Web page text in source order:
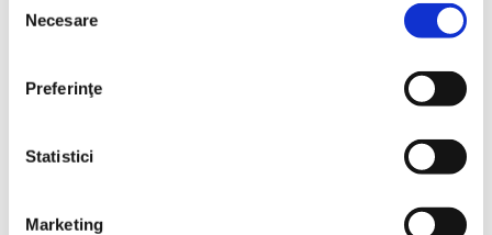
consimțământului
Necesare
Preferinţe
Statistici
Marketing